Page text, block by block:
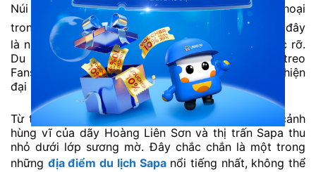
Núi Fansipan Sapalà địa điểm check-in huyền thoại
trong mọi bản đồ du lịch Sapa
. Với độ cao 3.143m, đây
là nơi lý tưởng để ngắm biển mây và bình minh rực rỡ.
Du khách có thể chinh phục đỉnh núi bằng cáp treo
Fansipan Legend. Một trong những tuyến cáp treo hiện
đại bậc nhất Việt Nam.
Từ trên đỉnh, bạn sẽ được chiêm ngưỡng khung cảnh
hùng vĩ của dãy Hoàng Liên Sơn và thị trấn Sapa thu
nhỏ dưới lớp sương mờ. Đây chắc chắn là một trong
những địa điểm du lịch Sapanổi tiếng nhất, không thể